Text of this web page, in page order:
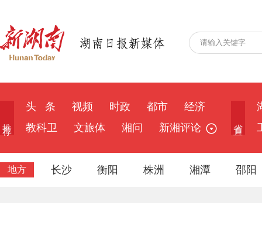
头 条 视频 时政 都市
经济
教科卫
文旅体 湘问 新湘评论
地方 长沙 衡阳 株洲 湘潭 邵阳